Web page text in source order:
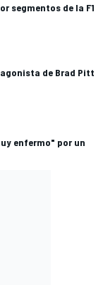
segmentos de la F1
de Brad Pitt
enfermo" por un